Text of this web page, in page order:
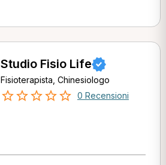
Studio Fisio Life
Fisioterapista, Chinesiologo
0 Recensioni